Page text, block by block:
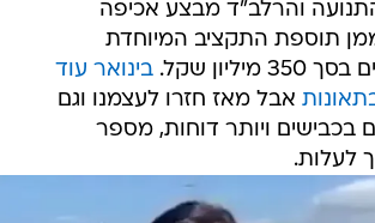
והרלב"ד מבצע אכיפה
תוספת התקציב המיוחדת
שקל.
בינואר עוד
אבל מאז חזרו לעצמנו וגם
בכבישים ויותר דוחות, מספר
לעלות.